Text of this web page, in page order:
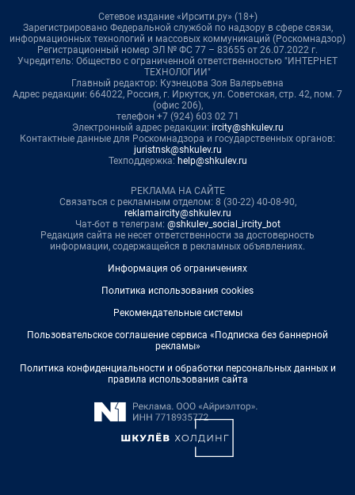
Сетевое издание «Ирсити.ру» (18+)
Зарегистрировано Федеральной службой по надзору в сфере связи,
информационных технологий и массовых коммуникаций (Роскомнадзор)
Регистрационный номер ЭЛ № ФС 77 – 83655 от 26.07.2022 г.
Учредитель: Общество с ограниченной ответственностью "ИНТЕРНЕТ
ТЕХНОЛОГИИ"
Главный редактор: Кузнецова Зоя Валерьевна
Адрес редакции: 664022, Россия, г. Иркутск, ул. Советская, стр. 42, пом. 7
(офис 206),
телефон +7 (924) 603 02 71
Электронный адрес редакции: ircity@shkulev.ru
Контактные данные для Роскомнадзора и государственных органов:
juristnsk@shkulev.ru
Техподдержка: help@shkulev.ru
РЕКЛАМА НА САЙТЕ
Связаться с рекламным отделом: 8 (30-22) 40-08-90,
reklamaircity@shkulev.ru
Чат-бот в телеграм: @shkulev_social_ircity_bot
Редакция сайта не несет ответственности за достоверность
информации, содержащейся в рекламных объявлениях.
Информация об ограничениях
Политика использования cookies
Рекомендательные системы
Пользовательское соглашение сервиса «Подписка без баннерной
рекламы»
Политика конфиденциальности и обработки персональных данных и
правила использования сайта